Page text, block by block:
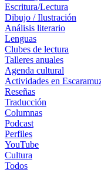
Escritura/Lectura
Dibujo / Ilustración
Análisis literario
Lenguas
Clubes de lectura
Talleres anuales
Agenda cultural
Actividades en
Reseñas
Traducción
Columnas
Podcast
Perfiles
YouTube
Cultura
Todos